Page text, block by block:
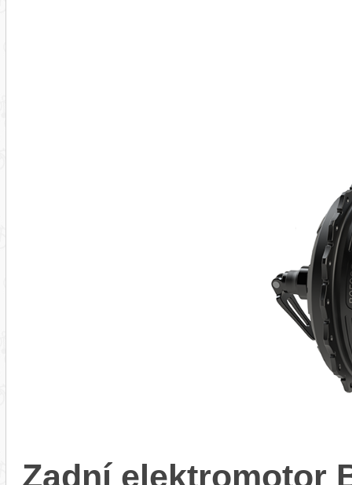
Zadní elektromotor